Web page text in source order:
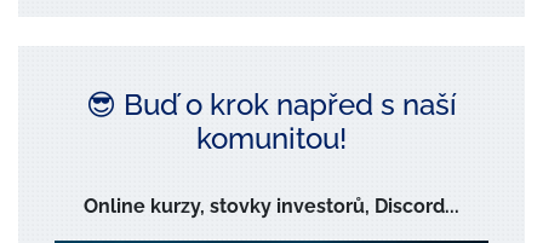
😎 Buď o krok napřed s naší
komunitou!
Online kurzy, stovky investorů, Discord...